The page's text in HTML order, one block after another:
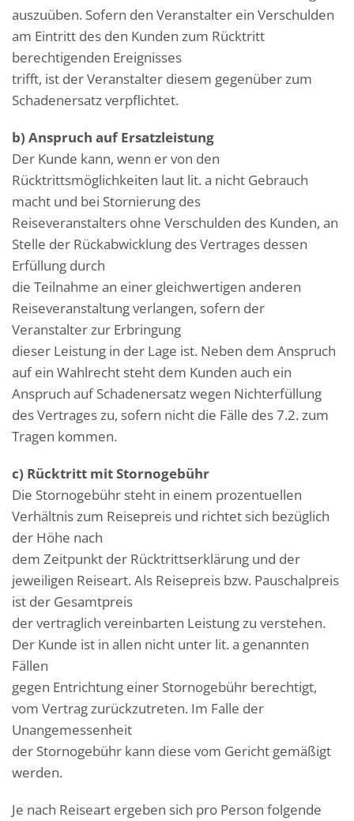
auszuüben. Sofern den Veranstalter ein Verschulden
am Eintritt des den Kunden zum Rücktritt
berechtigenden Ereignisses
trifft, ist der Veranstalter diesem gegenüber zum
Schadenersatz verpflichtet.
b) Anspruch auf Ersatzleistung
Der Kunde kann, wenn er von den
Rücktrittsmöglichkeiten laut lit. a nicht Gebrauch
macht und bei Stornierung des
Reiseveranstalters ohne Verschulden des Kunden, an
Stelle der Rückabwicklung des Vertrages dessen
Erfüllung durch
die Teilnahme an einer gleichwertigen anderen
Reiseveranstaltung verlangen, sofern der
Veranstalter zur Erbringung
dieser Leistung in der Lage ist. Neben dem Anspruch
auf ein Wahlrecht steht dem Kunden auch ein
Anspruch auf Schadenersatz wegen Nichterfüllung
des Vertrages zu, sofern nicht die Fälle des 7.2. zum
Tragen kommen.
c) Rücktritt mit Stornogebühr
Die Stornogebühr steht in einem prozentuellen
Verhältnis zum Reisepreis und richtet sich bezüglich
der Höhe nach
dem Zeitpunkt der Rücktrittserklärung und der
jeweiligen Reiseart. Als Reisepreis bzw. Pauschalpreis
ist der Gesamtpreis
der vertraglich vereinbarten Leistung zu verstehen.
Der Kunde ist in allen nicht unter lit. a genannten
Fällen
gegen Entrichtung einer Stornogebühr berechtigt,
vom Vertrag zurückzutreten. Im Falle der
Unangemessenheit
der Stornogebühr kann diese vom Gericht gemäßigt
werden.
Je nach Reiseart ergeben sich pro Person folgende